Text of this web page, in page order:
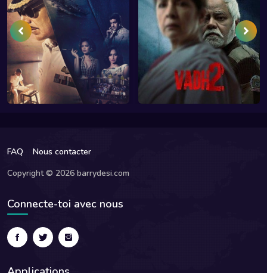
FAQ
Nous contacter
Copyright © 2026 barrydesi.com
Connecte-toi avec nous